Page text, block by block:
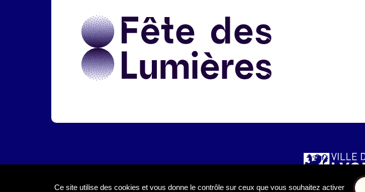
Ce site utilise des cookies et vous donne le contrôle sur ceux que vous souhaitez activer